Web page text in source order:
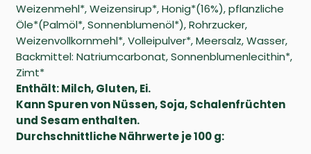
Weizenmehl*, Weizensirup*, Honig*(16%), pflanzliche
Öle*(Palmöl*, Sonnenblumenöl*), Rohrzucker,
Weizenvollkornmehl*, Volleipulver*, Meersalz, Wasser,
Backmittel: Natriumcarbonat, Sonnenblumenlecithin*,
Zimt*
Enthält: Milch, Gluten, Ei.
Kann Spuren von Nüssen, Soja, Schalenfrüchten
und Sesam enthalten.
Durchschnittliche Nährwerte je 100 g: